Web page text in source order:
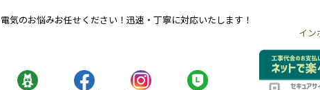
のお悩みお任せください！迅速・丁寧に対応いたします！
イ